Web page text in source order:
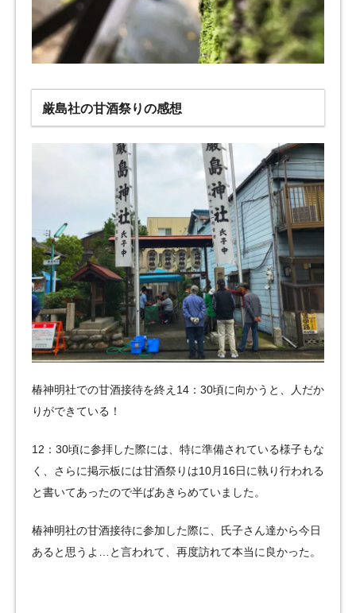
厳島社の甘酒祭りの感想
椿神明社での甘酒接待を終え14：30頃に向かうと、人だか
りができている！
12：30頃に参拝した際には、特に準備されている様子もな
く、さらに掲示板には甘酒祭りは10月16日に執り行われる
と書いてあったので半ばあきらめていました。
椿神明社の甘酒接待に参加した際に、氏子さん達から今日
あると思うよ…と言われて、再度訪れて本当に良かった。